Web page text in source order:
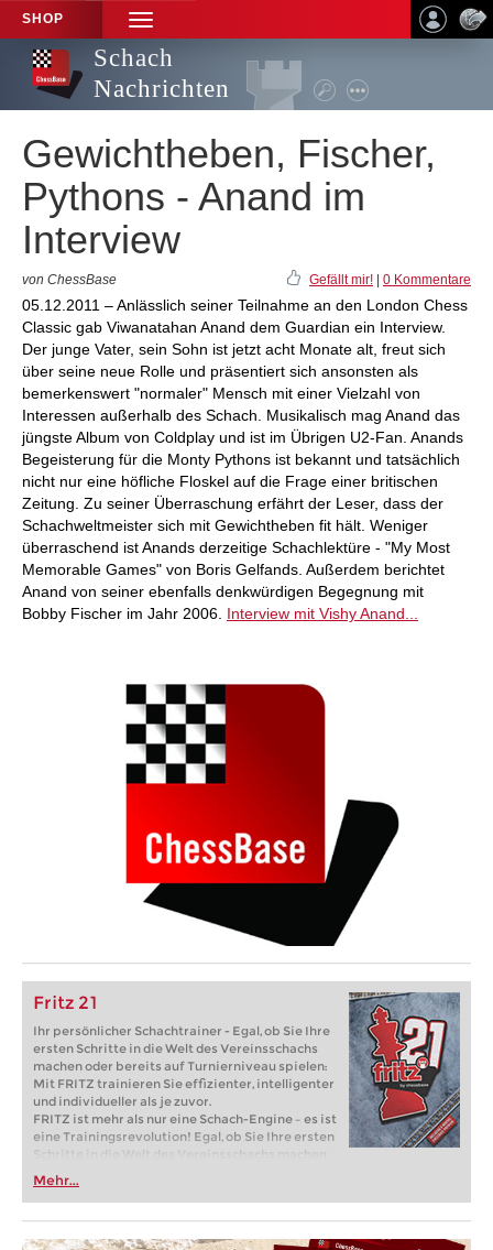
SHOP
TOGGLE
NAVIGATION
Schach
Nachrichten
Gewichtheben, Fischer,
Pythons - Anand im
Interview
von ChessBase Gefällt mir! 0 Kommentare
05.12.2011 – Anlässlich seiner Teilnahme an den London Chess
Classic gab Viwanatahan Anand dem Guardian ein Interview.
Der junge Vater, sein Sohn ist jetzt acht Monate alt, freut sich
über seine neue Rolle und präsentiert sich ansonsten als
bemerkenswert "normaler" Mensch mit einer Vielzahl von
Interessen außerhalb des Schach. Musikalisch mag Anand das
jüngste Album von Coldplay und ist im Übrigen U2-Fan. Anands
Begeisterung für die Monty Pythons ist bekannt und tatsächlich
nicht nur eine höfliche Floskel auf die Frage einer britischen
Zeitung. Zu seiner Überraschung erfährt der Leser, dass der
Schachweltmeister sich mit Gewichtheben fit hält. Weniger
überraschend ist Anands derzeitige Schachlektüre - "My Most
Memorable Games" von Boris Gelfands. Außerdem berichtet
Anand von seiner ebenfalls denkwürdigen Begegnung mit
Bobby Fischer im Jahr 2006. Interview mit Vishy Anand...
Fritz 21
Ihr persönlicher Schachtrainer - Egal, ob Sie Ihre
ersten Schritte in die Welt des Vereinsschachs
machen oder bereits auf Turnierniveau spielen:
Mit FRITZ trainieren Sie effizienter, intelligenter
und individueller als je zuvor.
FRITZ ist mehr als nur eine Schach-Engine – es ist
eine Trainingsrevolution! Egal, ob Sie Ihre ersten
Schritte in die Welt des Vereinsschachs machen
oder bereits auf Turnierniveau spielen: Mit
FRITZ trainieren Sie effizienter, intelligenter und
individueller als je zuvor.
Mehr...